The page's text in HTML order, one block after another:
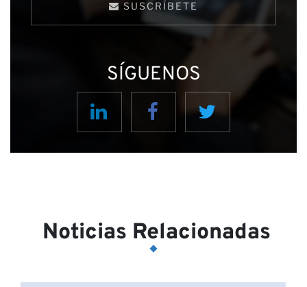
SUSCRÍBETE
SÍGUENOS
Noticias Relacionadas